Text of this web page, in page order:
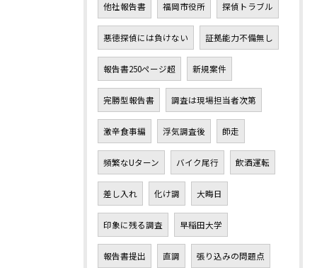
他社報告書 福岡市役所 探偵トラブル
悪徳探偵には負けない 証拠能力不備無し
報告書250ページ超 新規案件
完勝型報告書 調査は現場担当者次第
激辛食事編 浮気調査後 師走
頻繁なUターン バイク尾行 飲酒運転
差し入れ 化け調 大晦日
印象に残る調査 早稲田大学
報告書提出 直調 張り込みの問題点